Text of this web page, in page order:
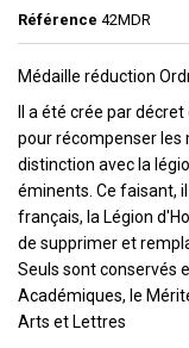
Référence 42MDR
Médaille réduction
Il a été crée par
pour récompenser les
distinction avec la
éminents. Ce faisant,
français, la Légion
de supprimer et
Seuls sont conservés
Académiques, le
Arts et Lettres